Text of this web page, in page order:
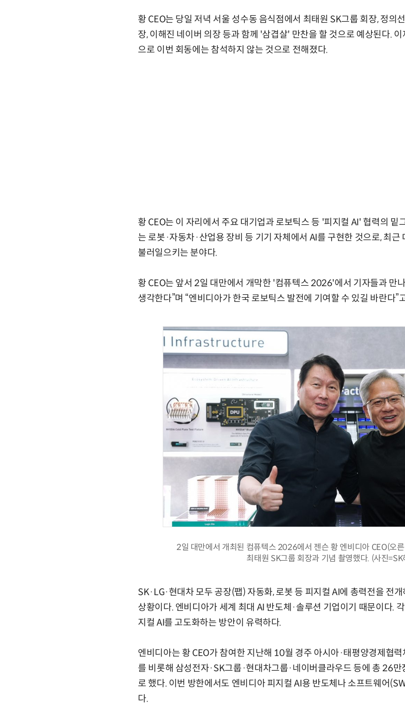
황 CEO는 당일 저녁 서울 성수동 음식점에서 최태원 SK그룹 회장, 정의
장, 이해진 네이버 의장 등과 함께 '삼겹살' 만찬을 할 것으로 예상된다.
으로 이번 회동에는 참석하지 않는 것으로 전해졌다.
황 CEO는 이 자리에서 주요 대기업과 로보틱스 등 '피지컬 AI' 협력의 밑
는 로봇·자동차·산업용 장비 등 기기 자체에서 AI를 구현한 것으로, 최
불러일으키는 분야다.
황 CEO는 앞서 2일 대만에서 개막한 '컴퓨텍스 2026'에서 기자들과 만
생각한다”며 “엔비디아가 한국 로보틱스 발전에 기여할 수 있길 바란다”
2일 대만에서 개최된 컴퓨텍스 2026에서 젠슨 황 엔비디아 CEO(오
최태원 SK그룹 회장과 기념 촬영했다. (사진
SK·LG·현대차 모두 공장(팹) 자동화, 로봇 등 피지컬 AI에 총력전을 전
상황이다. 엔비디아가 세계 최대 AI 반도체·솔루션 기업이기 때문이다.
지컬 AI를 고도화하는 방안이 유력하다.
엔비디아는 황 CEO가 참여한 지난해 10월 경주 아시아·태평양경제협
를 비롯해 삼성전자·SK그룹·현대차그룹·네이버클라우드 등에 총 26만
로 했다. 이번 방한에서도 엔비디아 피지컬 AI용 반도체나 소프트웨어
다.